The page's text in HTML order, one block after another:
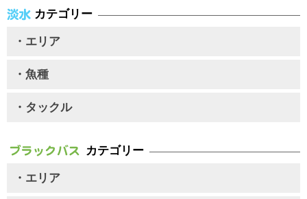
カテゴリー
・エリア
・魚種
・タックル
カテゴリー
・エリア